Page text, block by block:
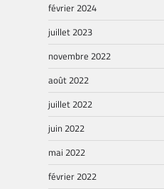
février 2024
juillet 2023
novembre 2022
août 2022
juillet 2022
juin 2022
mai 2022
février 2022